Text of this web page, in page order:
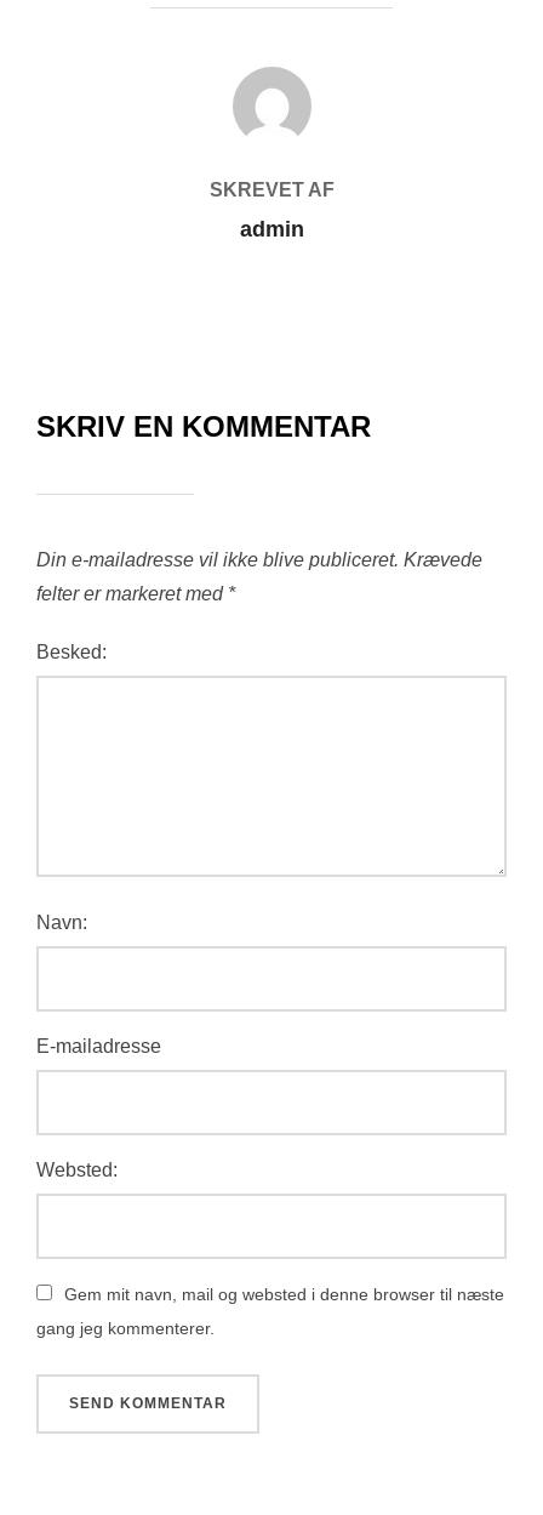
FORFATTER
SKREVET AF
admin
SKRIV EN KOMMENTAR
Din e-mailadresse vil ikke blive publiceret. Krævede
felter er markeret med *
Besked:
Navn:
E-mailadresse
Websted:
Gem mit navn, mail og websted i denne browser til næste
gang jeg kommenterer.